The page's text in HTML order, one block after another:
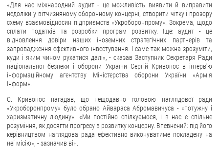
Новини
Drone Deals
Фотогалерея
Відеогалерея
ЗВЕРНЕННЯ ГРОМАДЯН
Звернення громадян
Електронне звернення
ДОСТУП ДО ПУБЛІЧНОЇ ІНФОРМАЦІЇ
Організація доступу до публічної інформації
«Для нас міжнародний аудит - це можливість виявити й виправити
недоліки у вітчизняному оборонному концерні, створити чітку і прозору
схему взаємовідносин підприємств «Укроборонпрому». Зокрема, щодо
сплати податків та розробки програм розвитку. Іще: аудит - це
відновлення довіри наших іноземних стратегічних партнерів та
запровадження ефективного інвестування. І саме так можна зрозуміти,
куди і яким чином рухатися далі», - сказав Заступник Секретаря Ради
національної безпеки і оборони України Сергій Кривонос в інтерв'ю
інформаційному агентству Міністерства оборони України «Армія
Інформ».
С. Кривонос нагадав, що нещодавно головою наглядової ради
«Укроборонпрому» було обрано Айвараса Абромавичуса - «потужну і
харизматичну людину». «Ми постійно спілкуємося, і в нас є спільне
розуміння, як досягти прогресу в розвитку концерну. Впевнений: під його
керівництвом наглядова рада ефективно виконуватиме покладену на
неї місію», - зазначив він.